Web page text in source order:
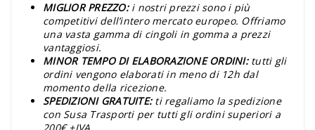
MIGLIOR PREZZO: i nostri prezzi sono i più
competitivi dell’intero mercato europeo. Offriamo
una vasta gamma di cingoli in gomma a prezzi
vantaggiosi.
MINOR TEMPO DI ELABORAZIONE ORDINI: tutti gli
ordini vengono elaborati in meno di 12h dal
momento della ricezione.
SPEDIZIONI GRATUITE: ti regaliamo la spedizione
con Susa Trasporti per tutti gli ordini superiori a